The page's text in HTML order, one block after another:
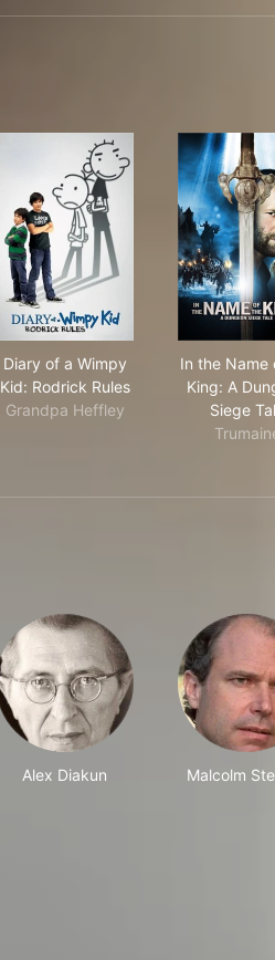
Diary of a Wimpy
Kid: Rodrick Rules
Grandpa Heffley
In the Name
King: A
Siege
Alex Diakun Malcolm